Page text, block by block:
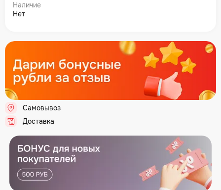
Наличие
Нет
Самовывоз
Доставка